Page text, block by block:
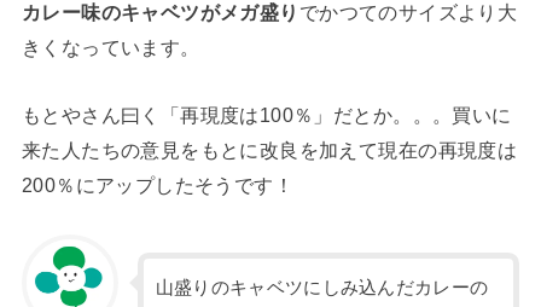
カレー味のキャベツがメガ盛り でかつてのサイズより大
きくなっています。
もとやさん曰く「再現度は100％」だとか。。。買いに
来た人たちの意見をもとに改良を加えて現在の再現度は
200％にアップしたそうです！
山盛りのキャベツにしみ込んだカレーの